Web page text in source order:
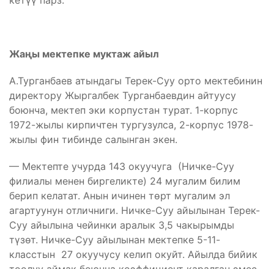
Жаңы мектепке муктаж айыл
А.Турганбаев атындагы Терек-Суу орто мектебинин
директору Жыргалбек Турганбаевдин айтуусу
боюнча, мектеп эки корпустан турат. 1-корпус
1972-жылы кирпичтен тургузулса, 2-корпус 1978-
жылы фин тибинде салынган экен.
— Мектепте учурда 143 окуучуга (Ничке-Суу
филиалы менен биргеликте) 24 мугалим билим
берип келатат. Анын ичинен төрт мугалим эл
агартуунун отличниги. Ничке-Суу айылынан Терек-
Суу айылына чейинки аралык 3,5 чакырымды
түзөт. Ничке-Суу айылынан мектепке 5-11-
класстын 27 окуучусу келип окуйт. Айылда бийик